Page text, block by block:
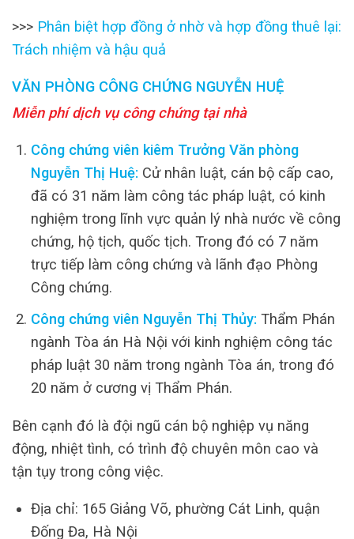
>>> Phân biệt hợp đồng ở nhờ và hợp đồng thuê lại:
Trách nhiệm và hậu quả
VĂN PHÒNG CÔNG CHỨNG NGUYỄN HUỆ
Miễn phí dịch vụ công chứng tại nhà
Công chứng viên kiêm Trưởng Văn phòng
Nguyễn Thị Huệ: Cử nhân luật, cán bộ cấp cao,
đã có 31 năm làm công tác pháp luật, có kinh
nghiệm trong lĩnh vực quản lý nhà nước về công
chứng, hộ tịch, quốc tịch. Trong đó có 7 năm
trực tiếp làm công chứng và lãnh đạo Phòng
Công chứng.
Công chứng viên Nguyễn Thị Thủy: Thẩm Phán
ngành Tòa án Hà Nội với kinh nghiệm công tác
pháp luật 30 năm trong ngành Tòa án, trong đó
20 năm ở cương vị Thẩm Phán.
Bên cạnh đó là đội ngũ cán bộ nghiệp vụ năng
động, nhiệt tình, có trình độ chuyên môn cao và
tận tụy trong công việc.
Địa chỉ: 165 Giảng Võ, phường Cát Linh, quận
Đống Đa, Hà Nội